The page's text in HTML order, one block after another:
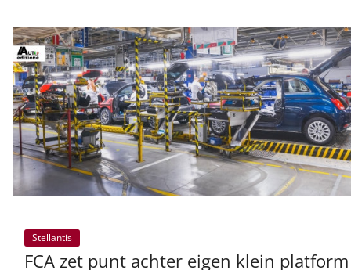
Stellantis
FCA zet punt achter eigen klein platform